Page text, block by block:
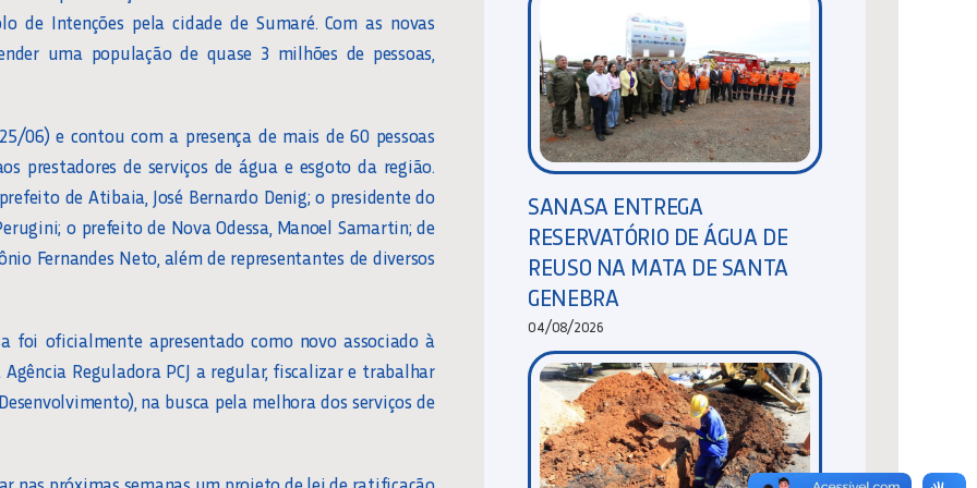
de Intenções pela cidade de Sumaré. Com as novas
uma população de quase 3 milhões de pessoas,
06) e contou com a presença de mais de 60 pessoas
prestadores de serviços de água e esgoto da região.
de Atibaia, José Bernardo Denig; o presidente do
o prefeito de Nova Odessa, Manoel Samartin; de
Fernandes Neto, além de representantes de diversos
foi oficialmente apresentado como novo associado à
Reguladora PCJ a regular, fiscalizar e trabalhar
na busca pela melhora dos serviços de
SANASA ENTREGA
RESERVATÓRIO DE ÁGUA DE
REUSO NA MATA DE SANTA
GENEBRA
04/08/2026